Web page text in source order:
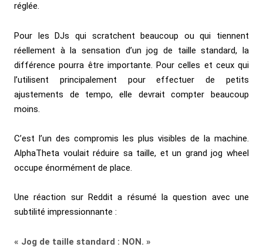
réglée.
Pour les DJs qui scratchent beaucoup ou qui tiennent
réellement à la sensation d’un jog de taille standard, la
différence pourra être importante. Pour celles et ceux qui
l’utilisent principalement pour effectuer de petits
ajustements de tempo, elle devrait compter beaucoup
moins.
C’est l’un des compromis les plus visibles de la machine.
AlphaTheta voulait réduire sa taille, et un grand jog wheel
occupe énormément de place.
Une réaction sur Reddit a résumé la question avec une
subtilité impressionnante :
« Jog de taille standard : NON. »